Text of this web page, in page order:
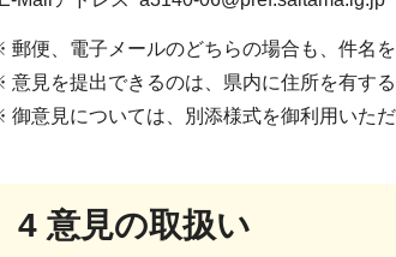
郵便、電子メールのどちらの場合も、件名
意見を提出できるのは、県内に住所を有す
御意見については、別添様式を御利用いた
4 意見の取扱い